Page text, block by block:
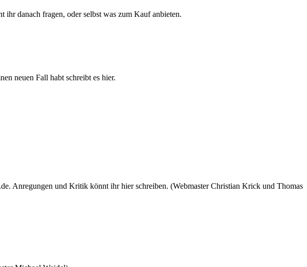
danach fragen, oder selbst was zum Kauf anbieten.
neuen Fall habt schreibt es hier.
Anregungen und Kritik könnt ihr hier schreiben. (Webmaster Christian Krick und Thomas